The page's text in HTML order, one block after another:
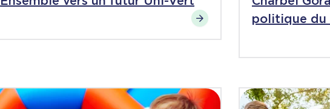
politique du